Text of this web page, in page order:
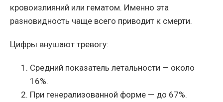
кровоизлияний или гематом. Именно эта
разновидность чаще всего приводит к смерти.
Цифры внушают тревогу:
Средний показатель летальности — около
16%.
При генерализованной форме — до 67%.